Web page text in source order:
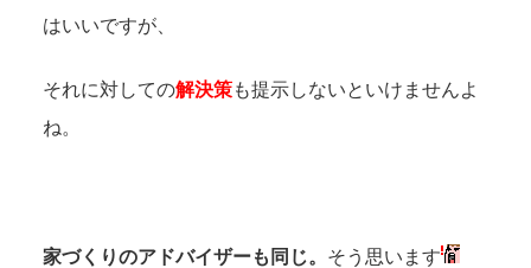
はいいですが、
それに対しての解決策も提示しないといけませんよ
ね。
家づくりのアドバイザーも同じ。 そう思います